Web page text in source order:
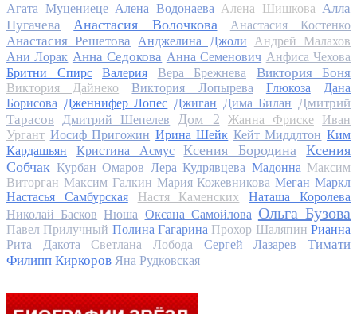
Агата Муцениеце Алена Водонаева Алена Шишкова Алла
Пугачева
Анастасия Волочкова Анастасия Костенко
Анастасия Решетова Анджелина Джоли Андрей Малахов
Ани Лорак Анна Седокова Анна Семенович Анфиса Чехова
Бритни Спирс
Валерия Вера Брежнева Виктория Боня
Виктория Дайнеко Виктория Лопырева Глюкоза
Дана
Борисова Дженнифер Лопес Джиган Дима Билан Дмитрий
Тарасов Дмитрий Шепелев Дом 2 Жанна Фриске
Иван
Ургант Иосиф Пригожин Ирина Шейк Кейт Миддлтон Ким
Кардашьян
Кристина Асмус Ксения Бородина
Ксения
Собчак Курбан Омаров Лера Кудрявцева Мадонна Максим
Виторган Максим Галкин Мария Кожевникова Меган Маркл
Настасья Самбурская
Настя Каменских
Наташа Королева
Николай Басков Нюша Оксана Самойлова Ольга Бузова
Павел Прилучный Полина Гагарина Прохор Шаляпин Рианна
Рита Дакота
Светлана Лобода Сергей Лазарев
Тимати
Филипп Киркоров Яна Рудковская